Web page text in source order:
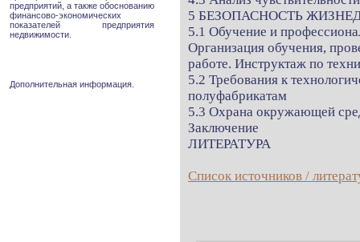
предприятий, а также обоснованию
финансово-экономических
показателей предприятия
недвижимости.
Дополнительная информация.
5 БЕЗОПАСНОСТЬ
5.1 Обучение и
Организация обучения,
работе. Инструктаж по
5.2 Требования к
полуфабрикатам
5.3 Охрана окружающей
Заключение
ЛИТЕРАТУРА
Список источников /